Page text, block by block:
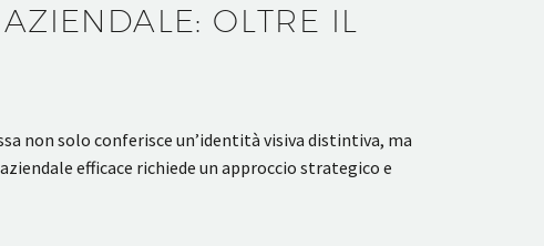
OLTRE IL
non solo conferisce un’identità visiva distintiva, ma
efficace richiede un approccio strategico e